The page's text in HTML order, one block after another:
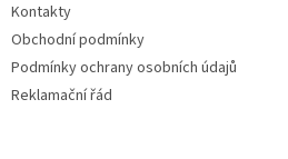
Kontakty
Obchodní podmínky
Podmínky ochrany osobních údajů
Reklamační řád